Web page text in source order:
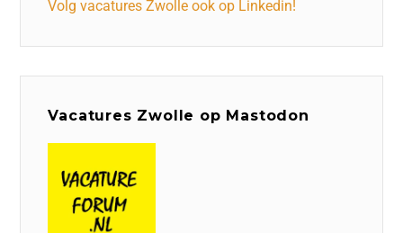
Volg vacatures Zwolle ook op Linkedin!
Vacatures Zwolle op Mastodon